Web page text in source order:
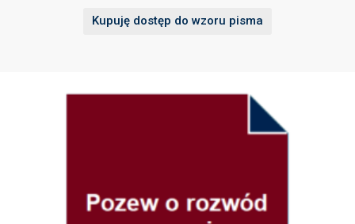
Kupuję dostęp do wzoru pisma